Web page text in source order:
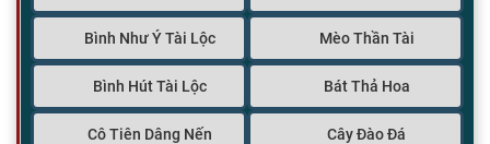
Bình Như Ý Tài Lộc Mèo Thần Tài
Bình Hút Tài Lộc Bát Thả Hoa
Cô Tiên Dâng Nến Cây Đào Đá